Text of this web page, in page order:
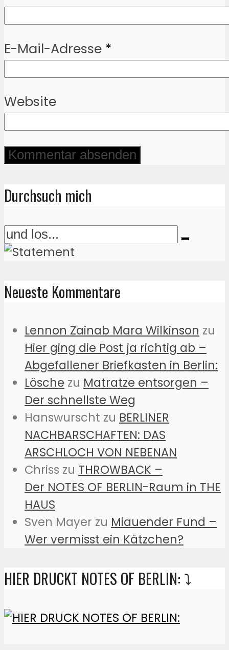
E-Mail-Adresse *
Website
Durchsuch mich
Neueste Kommentare
Lennon Zainab Mara Wilkinson zu
Hier ging die Post ja richtig ab –
Abgefallener Briefkasten in Berlin:
Lösche zu Matratze entsorgen –
Der schnellste Weg
Hanswurscht zu BERLINER
NACHBARSCHAFTEN: DAS
ARSCHLOCH VON NEBENAN
Chriss zu THROWBACK –
Der NOTES OF BERLIN-Raum in THE
HAUS
Sven Mayer zu Miauender Fund –
Wer vermisst ein Kätzchen?
HIER DRUCKT NOTES OF BERLIN: ⤵️